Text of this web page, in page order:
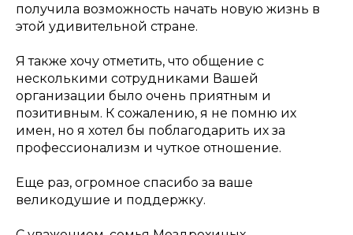
получила возможность начать новую жизнь в
этой удивительной стране.
Я также хочу отметить, что общение с
несколькими сотрудниками Вашей
организации было очень приятным и
позитивным. К сожалению, я не помню их
имен, но я хотел бы поблагодарить их за
профессионализм и чуткое отношение.
Еще раз, огромное спасибо за ваше
великодушие и поддержку.